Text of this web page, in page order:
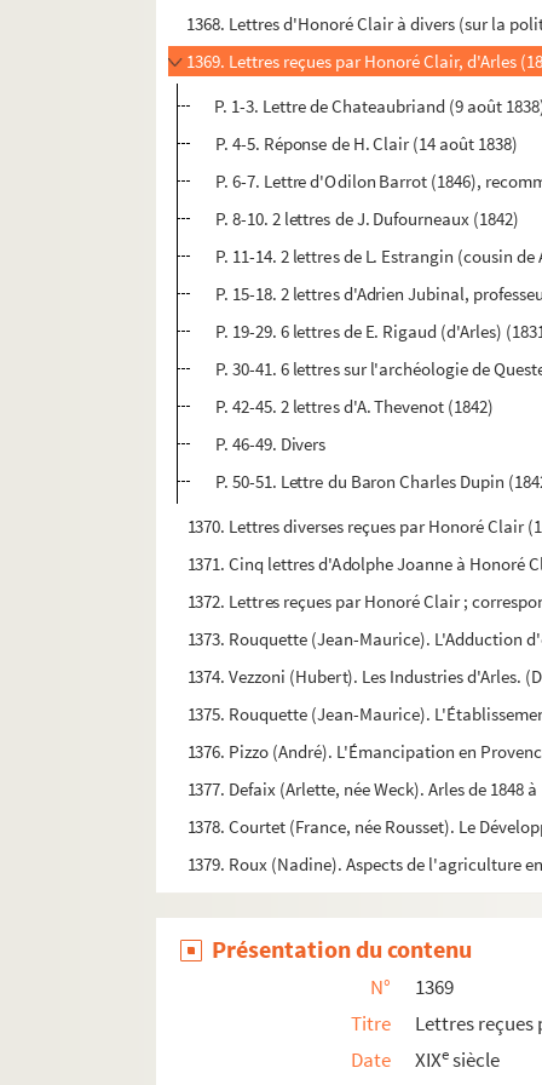
1368. Lettres d'Honoré Clair à divers (sur la
1369. Lettres reçues par Honoré Clair, d'Arles
P. 1-3. Lettre de Chateaubriand (9 août
P. 4-5. Réponse de H. Clair (14 août 1838)
P. 6-7. Lettre d'Odilon Barrot (1846),
P. 8-10. 2 lettres de J. Dufourneaux (1842)
P. 11-14. 2 lettres de L. Estrangin (cousin
P. 15-18. 2 lettres d'Adrien Jubinal,
P. 19-29. 6 lettres de E. Rigaud (d'Arles)
P. 30-41. 6 lettres sur l'archéologie de
P. 42-45. 2 lettres d'A. Thevenot (1842)
P. 46-49. Divers
P. 50-51. Lettre du Baron Charles Dupin
1370. Lettres diverses reçues par Honoré Clair
1371. Cinq lettres d'Adolphe Joanne à Honoré
1372. Lettres reçues par Honoré Clair ;
1373. Rouquette (Jean-Maurice). L'Adduction
1374. Vezzoni (Hubert). Les Industries d'Arles.
1375. Rouquette (Jean-Maurice).
1376. Pizzo (André). L'Émancipation en
1377. Defaix (Arlette, née Weck). Arles de 1848
1378. Courtet (France, née Rousset). Le
1379. Roux (Nadine). Aspects de l'agriculture
1381. Eymery (Marie-France). Arles des
1382. Thornton (Colonel). A series of letters
1383. S.N.C.F. Arles. Historique des ateliers
1384. (Fauconnerie). Recueil factice de notes
Présentation du contenu
N°
1369
Titre
Lettres reçues
Date
XIXesiècle